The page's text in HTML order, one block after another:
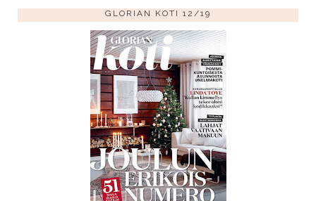
GLORIAN KOTI 12/19